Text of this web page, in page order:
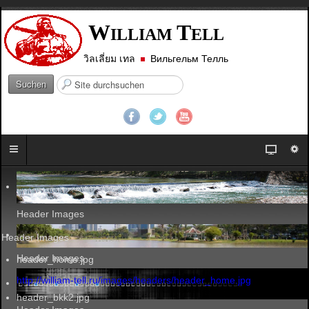
WILLIAM TELL
วิลเลี่ยม เทล Вильгельм Телль
Suchen
S
e
.
.
.
Header Images
Header Images
Header Images
header_home.jpg
http://william-tell.ru/images/headers/header_home.jpg
header_bkk2.jpg